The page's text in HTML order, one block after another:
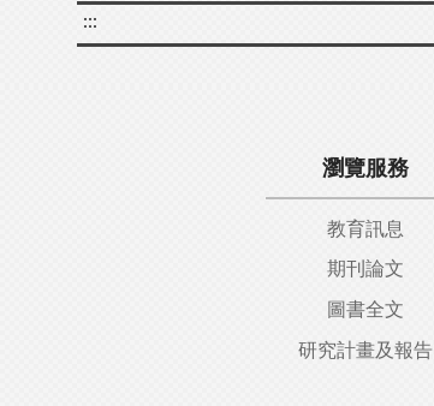
:::
瀏覽服務
教育訊息
期刊論文
圖書全文
研究計畫及報告